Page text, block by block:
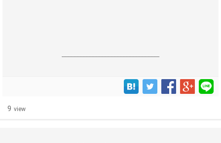
------------------------------------------------------------------
9 view